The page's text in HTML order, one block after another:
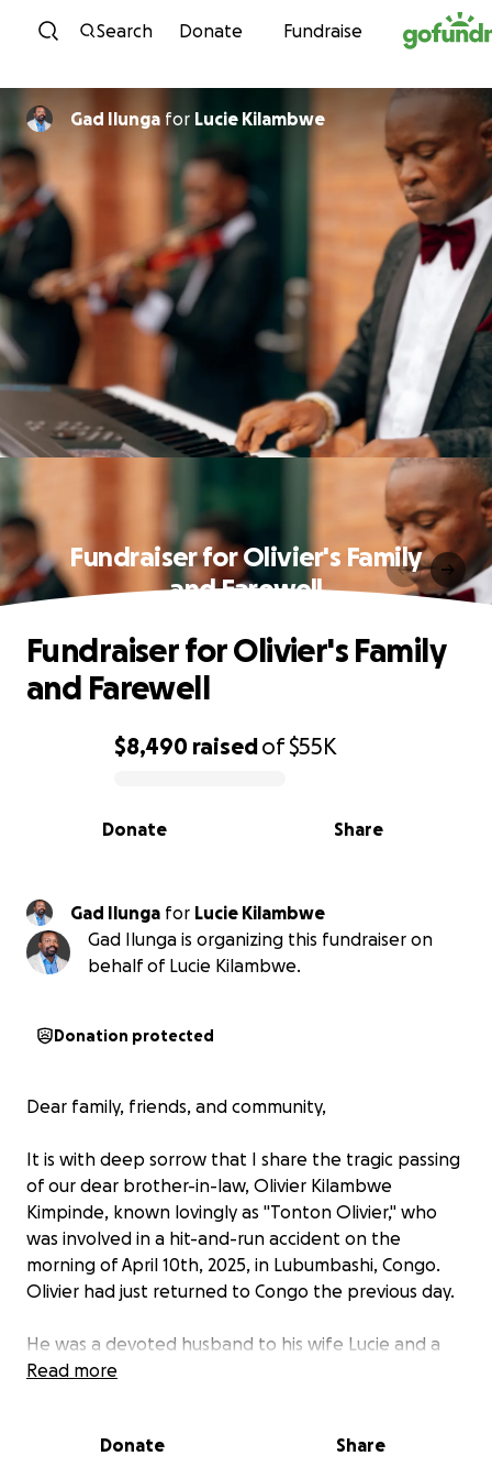
Skip to content
Search Donate Fundraise
Gad Ilunga for Lucie Kilambwe
Fundraiser for Olivier's Family
and Farewell
0% complete
$8,490 raisedof$55K
Share
Donate
Fundraiser for Olivier's Family
and Farewell
Gad Ilunga for
Lucie Kilambwe
Gad Ilunga is organizing this fundraiser on
behalf of Lucie Kilambwe.
Donation protected
Dear family, friends, and community,
It is with deep sorrow that I share the tragic passing
of our dear brother-in-law, Olivier Kilambwe
Kimpinde, known lovingly as "Tonton Olivier," who
was involved in a hit-and-run accident on the
morning of April 10th, 2025, in Lubumbashi, Congo.
Olivier had just returned to Congo the previous day.
He was a devoted husband to his wife Lucie and a
caring father to their three wonderful children.
rich heritage of music through initiatives like Sound
Read more
Donate Share